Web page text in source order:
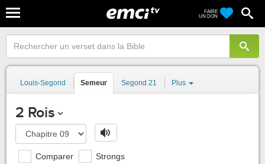
FAIRE
UN DON
Louis-Segond Semeur Segond 21 Plus
2 Rois
Comparer Strongs